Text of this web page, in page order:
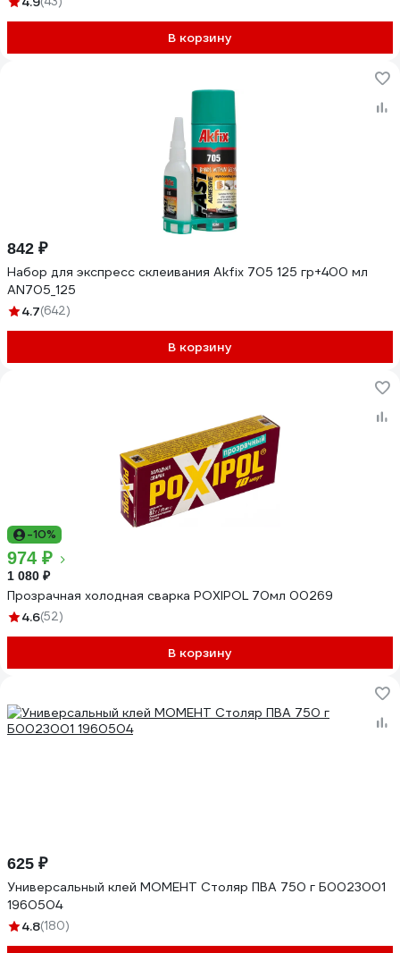
В корзину
842 ₽
Набор для экспресс склеивания Akfix 705 125 гр+400 мл
AN705_125
4.7(642)
В корзину
-10%
974 ₽
1 080 ₽
Прозрачная холодная сварка POXIPOL 70мл 00269
4.6(52)
В корзину
625 ₽
Универсальный клей МОМЕНТ Столяр ПВА 750 г Б0023001
1960504
4.8(180)